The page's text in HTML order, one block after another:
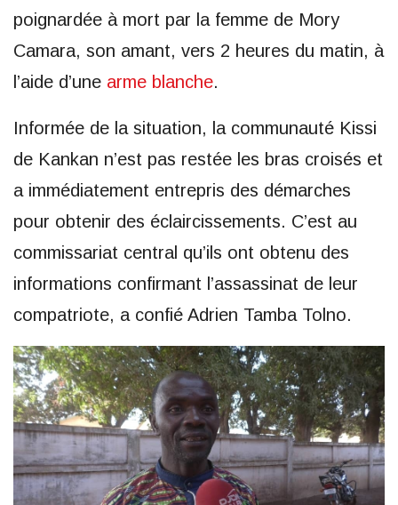
poignardée à mort par la femme de Mory
Camara, son amant, vers 2 heures du matin, à
l’aide d’une arme blanche.
Informée de la situation, la communauté Kissi
de Kankan n’est pas restée les bras croisés et
a immédiatement entrepris des démarches
pour obtenir des éclaircissements. C’est au
commissariat central qu’ils ont obtenu des
informations confirmant l’assassinat de leur
compatriote, a confié Adrien Tamba Tolno.